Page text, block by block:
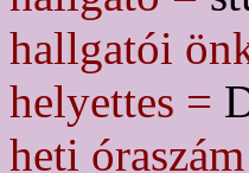
hallgatói
helyettes =
heti